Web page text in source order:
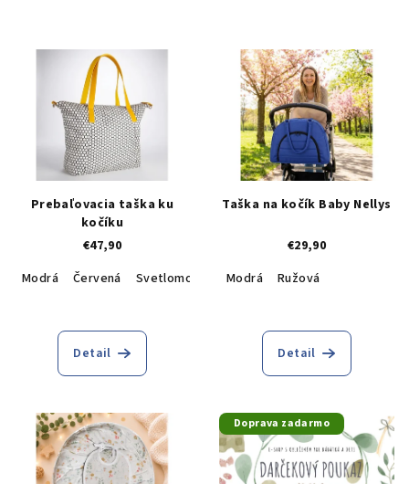
Prebaľovacia taška ku
kočíku
€47,90
Modrá
Červená Svetlomodrá Bielo sivá
Detail
Taška na kočík Baby Nellys
€29,90
Modrá
Ružová
Detail
Doprava zadarmo